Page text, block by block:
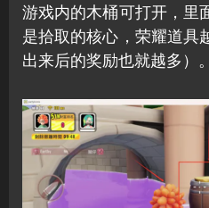
游戏内的木桶可打开，里
是拾取的核心，荣耀道具
出来后的奖励也就越多）。